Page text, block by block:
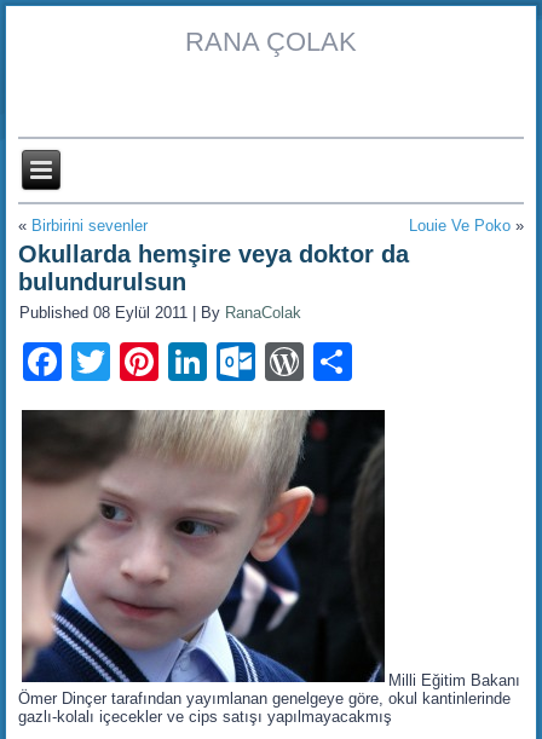
RANA ÇOLAK
« Birbirini sevenler Louie Ve Poko»
Okullarda hemşire veya doktor da
bulundurulsun
Published 08 Eylül 2011 By RanaColak
Facebook
TwitterPinterest
LinkedIn
Outlook.com
WordPress
Milli Eğitim Bakanı
Ömer Dinçer tarafından yayımlanan genelgeye göre, okul kantinlerinde
gazlı-kolalı içecekler ve cips satışı yapılmayacakmış